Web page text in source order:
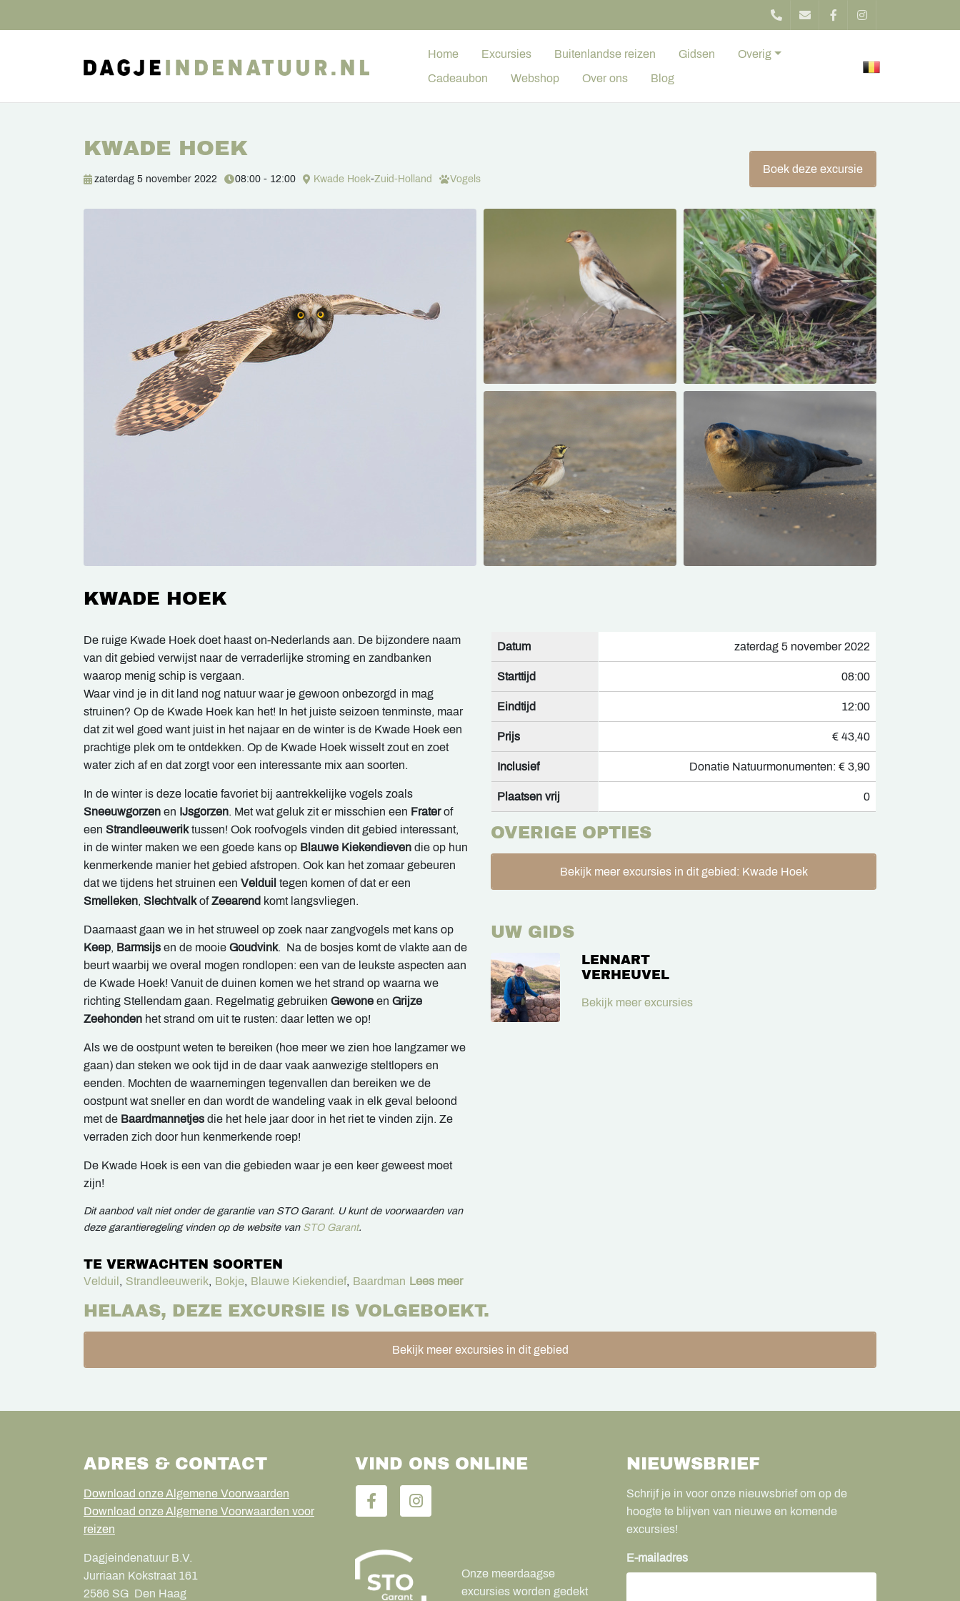
Home Excursies Buitenlandse reizen Gidsen Overig
Cadeaubon Webshop Over ons Blog
KWADE HOEK
zaterdag 5 november 2022 08:00 - 12:00 Kwade Hoek-Zuid-Holland Vogels
Boek deze excursie
KWADE HOEK
De ruige Kwade Hoek doet haast on-Nederlands aan. De bijzondere naam
van dit gebied verwijst naar de verraderlijke stroming en zandbanken
waarop menig schip is vergaan.
Waar vind je in dit land nog natuur waar je gewoon onbezorgd in mag
struinen? Op de Kwade Hoek kan het! In het juiste seizoen tenminste, maar
dat zit wel goed want juist in het najaar en de winter is de Kwade Hoek een
prachtige plek om te ontdekken. Op de Kwade Hoek wisselt zout en zoet
water zich af en dat zorgt voor een interessante mix aan soorten.
In de winter is deze locatie favoriet bij aantrekkelijke vogels zoals
Sneeuwgorzen en IJsgorzen. Met wat geluk zit er misschien een Fraterof
een Strandleeuweriktussen! Ook roofvogels vinden dit gebied interessant,
in de winter maken we een goede kans op Blauwe Kiekendieven die op hun
kenmerkende manier het gebied afstropen. Ook kan het zomaar gebeuren
dat we tijdens het struinen een Velduil tegen komen of dat er een
Smelleken, SlechtvalkofZeearend komt langsvliegen.
Daarnaast gaan we in het struweel op zoek naar zangvogels met kans op
Keep, Barmsijs en de mooie Goudvink. Na de bosjes komt de vlakte aan de
beurt waarbij we overal mogen rondlopen: een van de leukste aspecten aan
de Kwade Hoek! Vanuit de duinen komen we het strand op waarna we
richting Stellendam gaan. Regelmatig gebruiken Gewone en Grijze
Zeehonden het strand om uit te rusten: daar letten we op!
Als we de oostpunt weten te bereiken (hoe meer we zien hoe langzamer we
gaan) dan steken we ook tijd in de daar vaak aanwezige steltlopers en
eenden. Mochten de waarnemingen tegenvallen dan bereiken we de
oostpunt wat sneller en dan wordt de wandeling vaak in elk geval beloond
met de Baardmannetjes die het hele jaar door in het riet te vinden zijn. Ze
verraden zich door hun kenmerkende roep!
De Kwade Hoek is een van die gebieden waar je een keer geweest moet
zijn!
Dit aanbod valt niet onder de garantie van STO Garant. U kunt de voorwaarden van
deze garantieregeling vinden op de website van STO Garant.
TE VERWACHTEN SOORTEN
Velduil , Strandleeuwerik, Bokje, Blauwe Kiekendief, Baardman Lees meer
Datum zaterdag 5 november 2022
Starttijd 08:00
Eindtijd 12:00
Prijs € 43,40
Inclusief Donatie Natuurmonumenten: € 3,90
Plaatsen vrij 0
OVERIGE OPTIES
Bekijk meer excursies in dit gebied: Kwade Hoek
UW GIDS
LENNART
VERHEUVEL
Bekijk meer excursies
HELAAS, DEZE EXCURSIE IS VOLGEBOEKT.
Bekijk meer excursies in dit gebied
ADRES & CONTACT
Download onze Algemene Voorwaarden
Download onze Algemene Voorwaarden voor
reizen
Dagjeindenatuur B.V.
Jurriaan Kokstraat 161
2586 SG Den Haag
VIND ONS ONLINE
Onze meerdaagse
excursies worden gedekt
NIEUWSBRIEF
Schrijf je in voor onze nieuwsbrief om op de
hoogte te blijven van nieuwe en komende
excursies!
E-mailadres